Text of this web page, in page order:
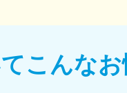
こんな